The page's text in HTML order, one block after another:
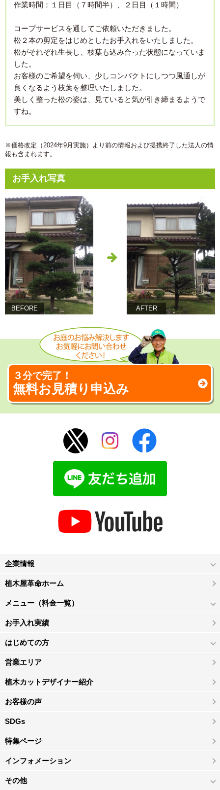
作業時間：１日目（７時間半）、２日目（１時間）
コープサービスを通してご依頼いただきました。
松２本の剪定をはじめとしたお手入れをいたしました。
松がそれぞれ生長し、枝葉も込み合った状態になっていま
した。
お客様のご希望を伺い、少しコンパクトにしつつ風通しが
良くなるよう枝葉を整理いたしました。
美しく整った松の姿は、見ていると気が引き締まるようで
すね。
※価格改定（2024年9月実施）より前の情報および提携終了した法人の情
報も含まれます。
お手入れ写真
BEFORE AFTER
３分で完了！
無料お見積り申込み
企業情報
植木屋革命ホーム
メニュー（料金一覧）
お手入れ実績
はじめての方
営業エリア
植木カットデザイナー紹介
お客様の声
SDGs
特集ページ
インフォメーション
その他